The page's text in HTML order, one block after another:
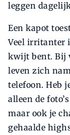
leggen
Een kapot
Veel irritanter
kwijt bent. Bij
leven zich
telefoon. Heb
alleen de
maar ook je
gehaalde